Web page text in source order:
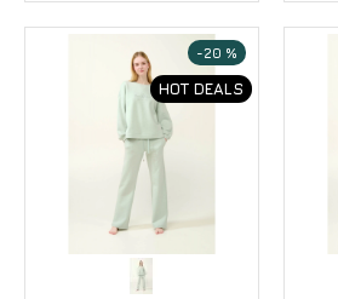
HOT DEALS
-20 %